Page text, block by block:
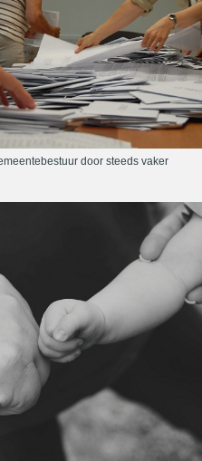
door steeds vaker